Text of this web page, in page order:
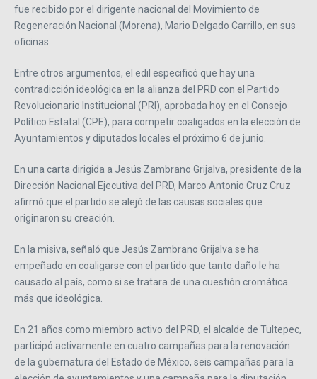
fue recibido por el dirigente nacional del Movimiento de
Regeneración Nacional (Morena), Mario Delgado Carrillo, en sus
oficinas.
Entre otros argumentos, el edil especificó que hay una
contradicción ideológica en la alianza del PRD con el Partido
Revolucionario Institucional (PRI), aprobada hoy en el Consejo
Político Estatal (CPE), para competir coaligados en la elección de
Ayuntamientos y diputados locales el próximo 6 de junio.
En una carta dirigida a Jesús Zambrano Grijalva, presidente de la
Dirección Nacional Ejecutiva del PRD, Marco Antonio Cruz Cruz
afirmó que el partido se alejó de las causas sociales que
originaron su creación.
En la misiva, señaló que Jesús Zambrano Grijalva se ha
empeñado en coaligarse con el partido que tanto daño le ha
causado al país, como si se tratara de una cuestión cromática
más que ideológica.
En 21 años como miembro activo del PRD, el alcalde de Tultepec,
participó activamente en cuatro campañas para la renovación
de la gubernatura del Estado de México, seis campañas para la